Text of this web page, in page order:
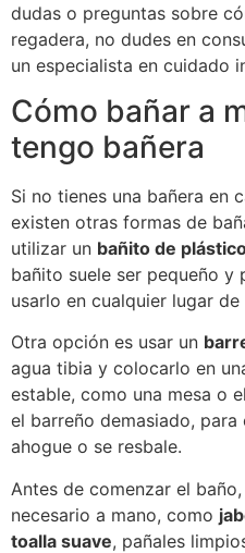
dudas o preguntas sobre
regadera, no dudes en
un especialista en cuidado
Cómo bañar a
tengo bañera
Si no tienes una bañera en
existen otras formas de
utilizar un bañito de
bañito suele ser pequeño
usarlo en cualquier lugar de
Otra opción es usar un
agua tibia y colocarlo en
estable, como una mesa o
el barreño demasiado,
ahogue o se resbale.
Antes de comenzar el
necesario a mano, como
toalla suave, pañales